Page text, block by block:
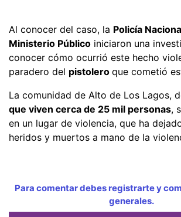
Al conocer del caso, la Policía
Ministerio Público iniciaron una
conocer cómo ocurrió este hecho
paradero del pistolero que cometió
La comunidad de Alto de Los Lagos,
que viven cerca de 25 mil personas,
en un lugar de violencia, que ha
heridos y muertos a mano de la
Para comentar debes registrarte y
generales.